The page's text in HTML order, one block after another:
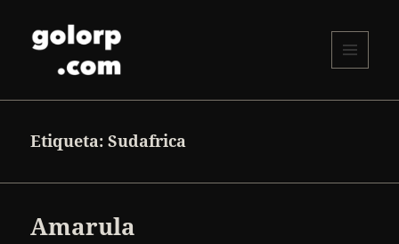
WIDGETS
Etiqueta:Sudafrica
Amarula